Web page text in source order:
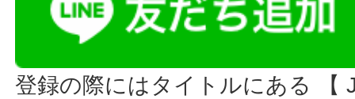
登録の際にはタイトルにある 【